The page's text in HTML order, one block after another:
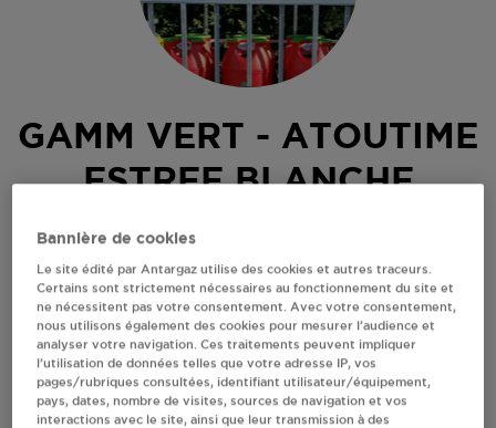
GAMM VERT - ATOUTIME
ESTREE BLANCHE
RUE FRANCOIS DENOEUX
Revendeur de bouteilles de gaz
S'Y RENDRE
AFFICHER LE TÉLÉPHONE
Bannière de cookies
Le site édité par Antargaz utilise des cookies et autres traceurs.
Certains sont strictement nécessaires au fonctionnement du site et
ne nécessitent pas votre consentement. Avec votre consentement,
nous utilisons également des cookies pour mesurer l’audience et
analyser votre navigation. Ces traitements peuvent impliquer
l’utilisation de données telles que votre adresse IP, vos
pages/rubriques consultées, identifiant utilisateur/équipement,
pays, dates, nombre de visites, sources de navigation et vos
interactions avec le site, ainsi que leur transmission à des